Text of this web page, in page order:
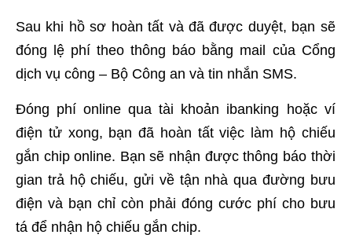
Sau khi hồ sơ hoàn tất và đã được duyệt, bạn sẽ
đóng lệ phí theo thông báo bằng mail của Cổng
dịch vụ công – Bộ Công an và tin nhắn SMS.
Đóng phí online qua tài khoản ibanking hoặc ví
điện tử xong, bạn đã hoàn tất việc làm hộ chiếu
gắn chip online. Bạn sẽ nhận được thông báo thời
gian trả hộ chiếu, gửi về tận nhà qua đường bưu
điện và bạn chỉ còn phải đóng cước phí cho bưu
tá để nhận hộ chiếu gắn chip.